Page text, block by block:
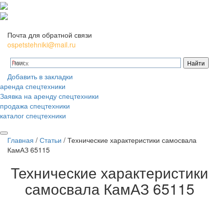
Почта для обратной связи
ospetstehniki@mail.ru
Добавить в закладки
аренда спецтехники
Заявка на аренду спецтехники
продажа спецтехники
каталог спецтехники
Главная / Статьи / Технические характеристики самосвала
КамАЗ 65115
Технические характеристики
самосвала КамАЗ 65115